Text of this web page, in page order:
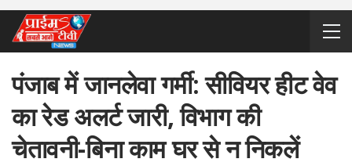
पंजाब में जानलेवा गर्मी: सीवियर हीट वेव
का रेड अलर्ट जारी, विभाग की
चेतावनी-बिना काम घर से न निकलें